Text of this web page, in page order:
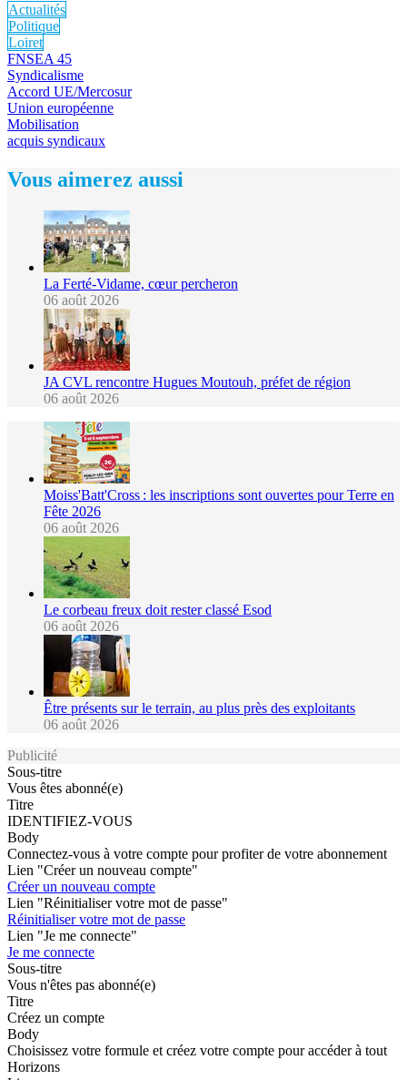
Actualités
Politique
Loiret
FNSEA 45
Syndicalisme
Accord UE/Mercosur
Union européenne
Mobilisation
acquis syndicaux
Vous aimerez aussi
La Ferté-Vidame, cœur percheron
06 août 2026
JA CVL rencontre Hugues Moutouh, préfet de région
06 août 2026
Moiss'Batt'Cross : les inscriptions sont ouvertes pour Terre en
Fête 2026
06 août 2026
Le corbeau freux doit rester classé Esod
06 août 2026
Être présents sur le terrain, au plus près des exploitants
06 août 2026
Publicité
Sous-titre
Vous êtes abonné(e)
Titre
IDENTIFIEZ-VOUS
Body
Connectez-vous à votre compte pour profiter de votre abonnement
Lien "Créer un nouveau compte"
Créer un nouveau compte
Lien "Réinitialiser votre mot de passe"
Réinitialiser votre mot de passe
Lien "Je me connecte"
Je me connecte
Sous-titre
Vous n'êtes pas abonné(e)
Titre
Créez un compte
Body
Choisissez votre formule et créez votre compte pour accéder à tout
Horizons